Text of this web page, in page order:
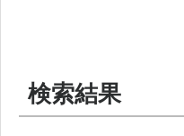
検索結果